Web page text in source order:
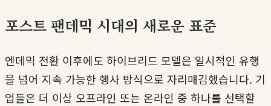
포스트 팬데믹 시대의 새로운 표준
엔데믹 전환 이후에도 하이브리드 모델은 일시적인 유행
을 넘어 지속 가능한 행사 방식으로 자리매김했습니다. 기
업들은 더 이상 오프라인 또는 온라인 중 하나를 선택할